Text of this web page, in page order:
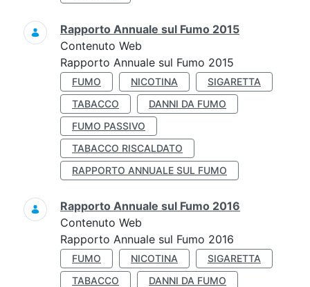
Rapporto Annuale sul Fumo 2015
Contenuto Web
Rapporto Annuale sul Fumo 2015
FUMO NICOTINA
SIGARETTA
TABACCO
DANNI DA FUMO
FUMO PASSIVO
TABACCO RISCALDATO
RAPPORTO ANNUALE SUL FUMO
Rapporto Annuale sul Fumo 2016
Contenuto Web
Rapporto Annuale sul Fumo 2016
FUMO NICOTINA
SIGARETTA
TABACCO
DANNI DA FUMO